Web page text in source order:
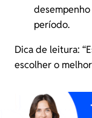
período.
Dica de leitura: “
escolher o